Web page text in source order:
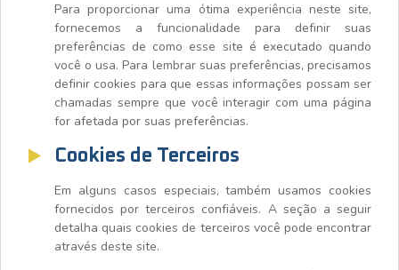
Para proporcionar uma ótima experiência neste site,
fornecemos a funcionalidade para definir suas
preferências de como esse site é executado quando
você o usa. Para lembrar suas preferências, precisamos
definir cookies para que essas informações possam ser
chamadas sempre que você interagir com uma página
for afetada por suas preferências.
Cookies de Terceiros
Em alguns casos especiais, também usamos cookies
fornecidos por terceiros confiáveis. A seção a seguir
detalha quais cookies de terceiros você pode encontrar
através deste site.